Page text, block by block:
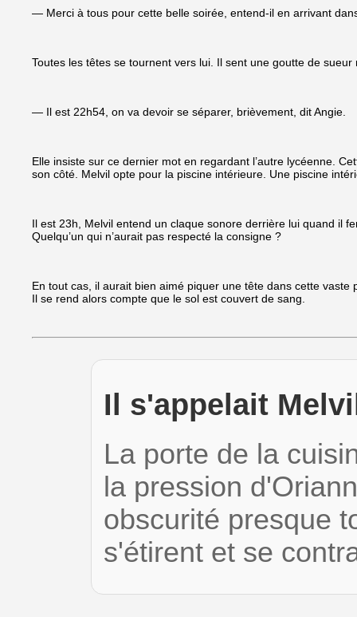
— Merci à tous pour cette belle soirée, entend-il en arrivant
Toutes les têtes se tournent vers lui. Il sent une goutte de
— Il est 22h54, on va devoir se séparer, brièvement, dit Angie.
Elle insiste sur ce dernier mot en regardant l’autre lycéenne.
son côté. Melvil opte pour la piscine intérieure. Une piscine
Il est 23h, Melvil entend un claque sonore derrière lui quand il
Quelqu’un qui n’aurait pas respecté la consigne ?
En tout cas, il aurait bien aimé piquer une tête dans cette
Il se rend alors compte que le sol est couvert de sang.
Il s'appelait
La porte de la
la pression
obscurité presque
s'étirent et se